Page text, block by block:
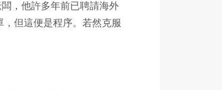
，他許多年前已聘請海外
但這便是程序。若然克服